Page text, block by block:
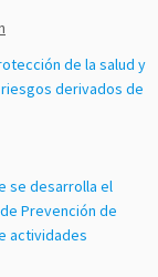
de la salud y
derivados de
se desarrolla el
Prevención de
actividades